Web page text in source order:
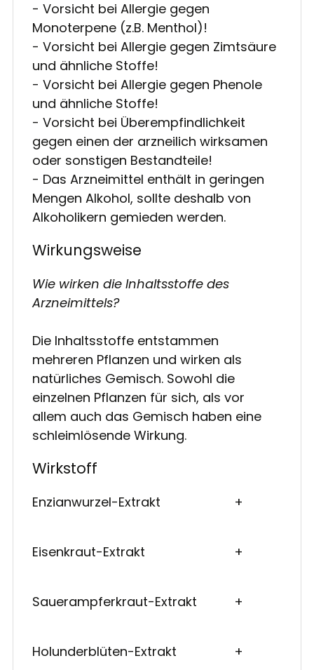
- Vorsicht bei Allergie gegen
Monoterpene (z.B. Menthol)!
- Vorsicht bei Allergie gegen Zimtsäure
und ähnliche Stoffe!
- Vorsicht bei Allergie gegen Phenole
und ähnliche Stoffe!
- Vorsicht bei Überempfindlichkeit
gegen einen der arzneilich wirksamen
oder sonstigen Bestandteile!
- Das Arzneimittel enthält in geringen
Mengen Alkohol, sollte deshalb von
Alkoholikern gemieden werden.
Wirkungsweise
Wie wirken die Inhaltsstoffe des
Arzneimittels?
Die Inhaltsstoffe entstammen
mehreren Pflanzen und wirken als
natürliches Gemisch. Sowohl die
einzelnen Pflanzen für sich, als vor
allem auch das Gemisch haben eine
schleimlösende Wirkung.
Wirkstoff
Enzianwurzel-Extrakt +
Eisenkraut-Extrakt +
Sauerampferkraut-Extrakt +
Holunderblüten-Extrakt +